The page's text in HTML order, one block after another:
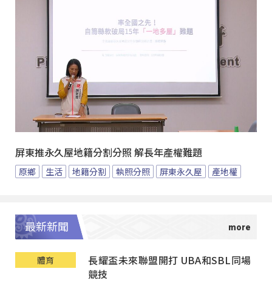
屏東推永久屋地籍分割分照 解長年產權難題
原鄉 生活 地籍分割 執照分照 屏東永久屋 產地權
最新新聞
體育
長耀盃未來聯盟開打 UBA和SBL同場
競技